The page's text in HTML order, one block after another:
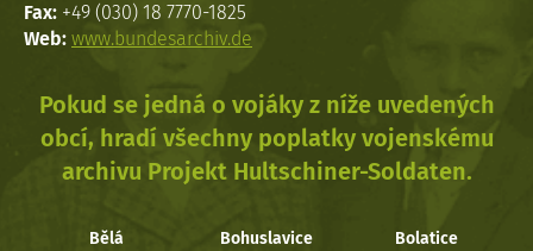
Fax: +49 (030) 18 7770-1825
Web: www.bundesarchiv.de
Pokud se jedná o vojáky z níže uvedených
obcí, hradí všechny poplatky vojenskému
archivu Projekt Hultschiner-Soldaten.
Bělá Bohuslavice Bolatice